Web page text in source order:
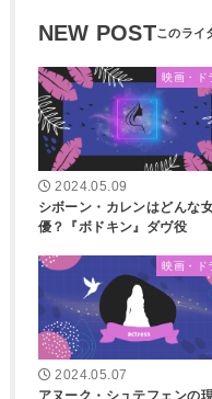
NEW POST
映画・ド
2024.05.09
シボーン・カレンはどんな
優？『ボドキン』ダヴ役
映画・ド
2024.05.07
アヌーク・シュテフェンの